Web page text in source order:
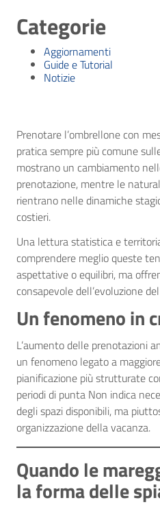
Categorie
Aggiornamenti
Guide e Tutorial
Notizie
Prenotare l’ombrellone con
pratica sempre più comune
mostrano un cambiamento
prenotazione, mentre le
rientrano nelle dinamiche
costieri.
Una lettura statistica e
comprendere meglio queste
aspettative o equilibri, ma
consapevole dell’evoluzione
Un fenomeno in
L’aumento delle prenotazioni
un fenomeno legato a
pianificazione più strutturate
periodi di punta Non indica
degli spazi disponibili, ma
organizzazione della vacanza.
Quando le
la forma delle